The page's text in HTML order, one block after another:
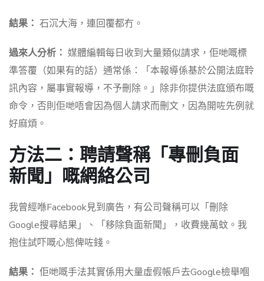
結果： 石沉大海，連回覆都冇。
過來人分析： 媒體編輯每日收到大量類似請求，佢哋嘅標
準答覆（如果有的話）通常係：「本報導係基於公開法庭聆
訊內容，屬事實報導，不予刪除。」除非你提供法庭頒布嘅
命令，否則佢哋唔會因為個人請求而刪文，因為開咗先例就
好麻煩。
方法二：聘請聲稱「專刪負面
新聞」嘅網絡公司
我曾經喺Facebook見到廣告，有公司聲稱可以「刪除
Google搜尋結果」、「移除負面新聞」，收費幾萬蚊。我
抱住試吓嘅心態俾咗錢。
結果： 佢哋嘅手法其實係用大量虛假帳戶去Google檢舉嗰